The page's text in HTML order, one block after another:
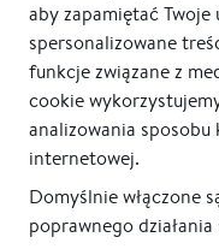
100% gwarancja
aby zapamiętać
spersonalizowane
funkcje związane z
cookie
analizowania
internetowej.
Domyślnie włączone
poprawnego